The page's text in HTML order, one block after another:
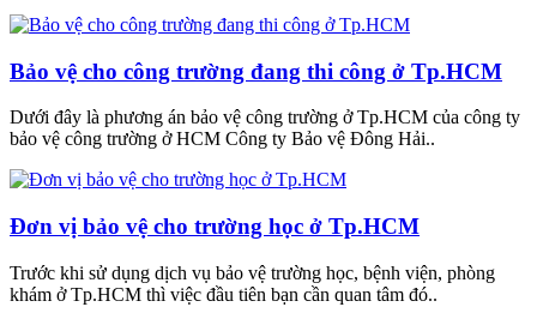
Bảo vệ cho công trường đang thi công ở Tp.HCM
Dưới đây là phương án bảo vệ công trường ở Tp.HCM của công ty
bảo vệ công trường ở HCM Công ty Bảo vệ Đông Hải..
Đơn vị bảo vệ cho trường học ở Tp.HCM
Trước khi sử dụng dịch vụ bảo vệ trường học, bệnh viện, phòng
khám ở Tp.HCM thì việc đầu tiên bạn cần quan tâm đó..